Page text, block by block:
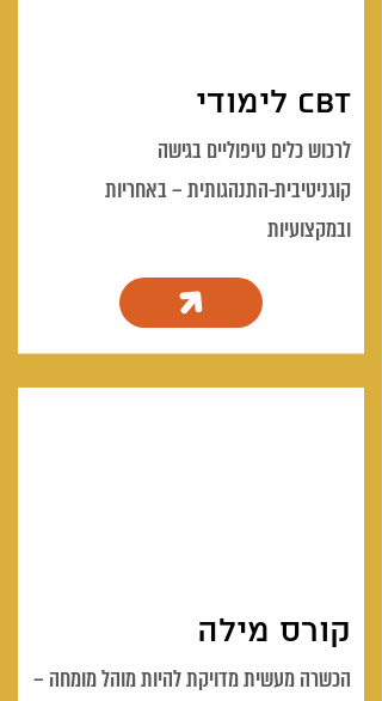
CBT לימודי
לרכוש כלים טיפוליים בגישה
קוגניטיבית-התנהגותית – באחריות
ובמקצועיות
קורס מילה
הכשרה מעשית מדויקת להיות מוהל מומחה –